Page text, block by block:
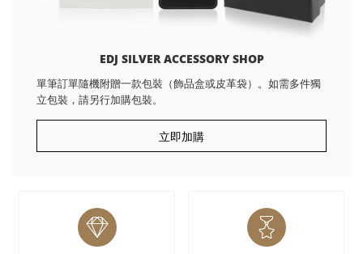
EDJ SILVER ACCESSORY SHOP
單筆訂單隨機附贈一款包裝（飾品盒或皮革袋）。如需多件獨
立包裝，請另行加購包裝。
立即加購